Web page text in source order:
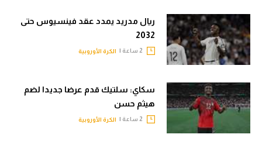
ريال مدريد يمدد عقد فينسيوس حتى
2032
الكرة الأوروبية
سكاي: سلتيك قدم عرضا جديدا لضم
هيثم حسن
الكرة الأوروبية